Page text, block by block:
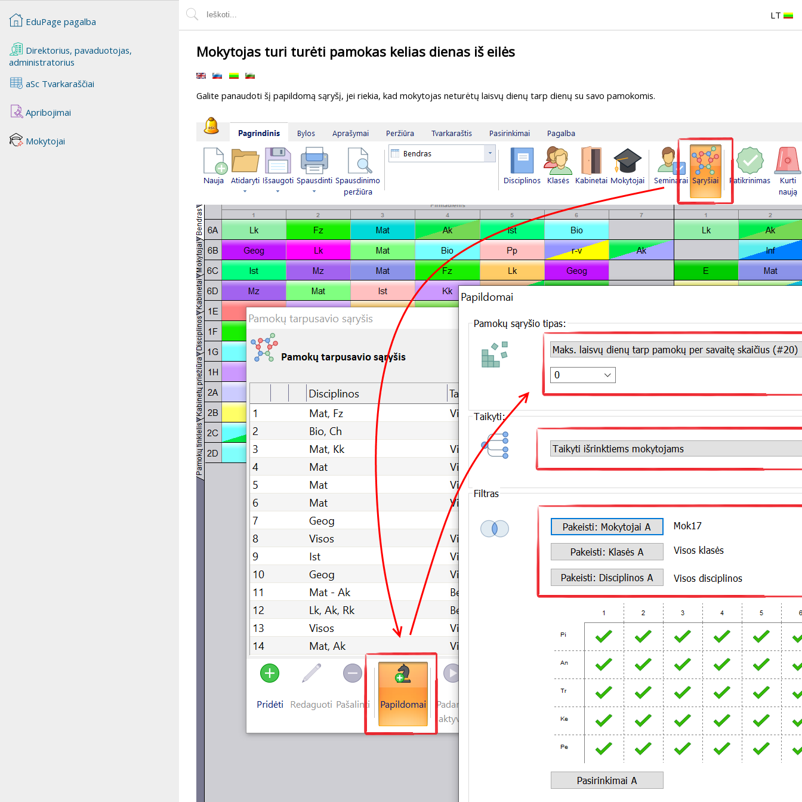
LT
Mokytojas turi turėti pamokas kelias dienas iš eilės
Galite panaudoti šį papildomą sąryšį, jei riekia, kad mokytojas neturėtų laisvų dienų tarp dienų su savo pamokomis.
EduPage pagalba
Direktorius, pavaduotojas,
administratorius
aSc Tvarkaraščiai
Apribojimai
Mokytojai